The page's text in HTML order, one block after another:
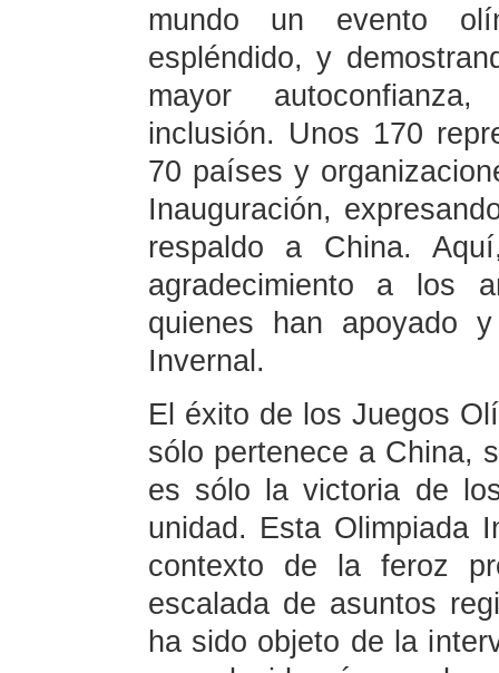
mundo un evento
espléndido, y
mayor
inclusión. Unos 170
70 países y
Inauguración,
respaldo a China.
agradecimiento a los
quienes han apoyado
Invernal.
El éxito de los Juegos
sólo pertenece a China,
es sólo la victoria de
unidad. Esta Olimpiada
contexto de la feroz
escalada de asuntos
ha sido objeto de la